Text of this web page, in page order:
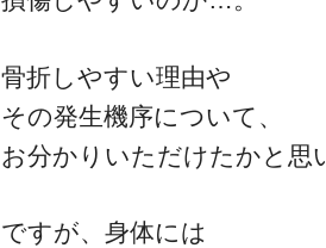
骨折しやすい理由や
その発生機序について、
お分かりいただけたかと思
ですが、身体には